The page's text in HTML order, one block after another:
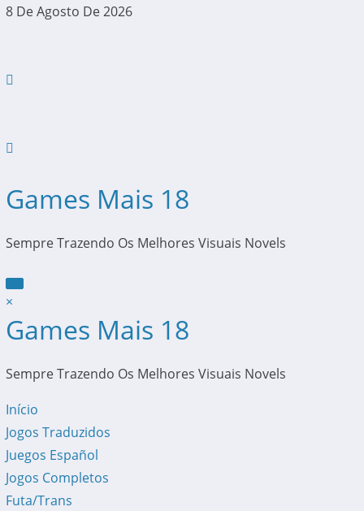
Pular
Conteúdo
8 De Agosto De 2026
Games Mais 18
Sempre Trazendo Os Melhores Visuais Novels
×
Games Mais 18
Sempre Trazendo Os Melhores Visuais Novels
Início
Jogos Traduzidos
Juegos Español
Jogos Completos
Futa/Trans